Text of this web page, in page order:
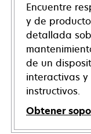
Encuentre
y de
detallada
de un
interactivas
instructivos.
Obtener